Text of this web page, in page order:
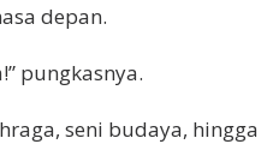
depan.
pungkasnya.
seni budaya, hingga